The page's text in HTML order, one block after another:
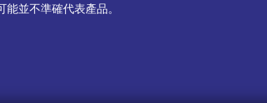
並不準確代表產品。